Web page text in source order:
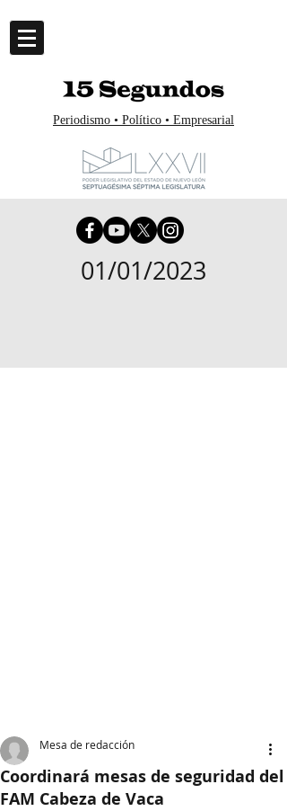
Periodismo • Político • Empresarial
01/01/2023
Coordinará mesas de seguridad del
FAM Cabeza de Vaca
Mesa de redacción